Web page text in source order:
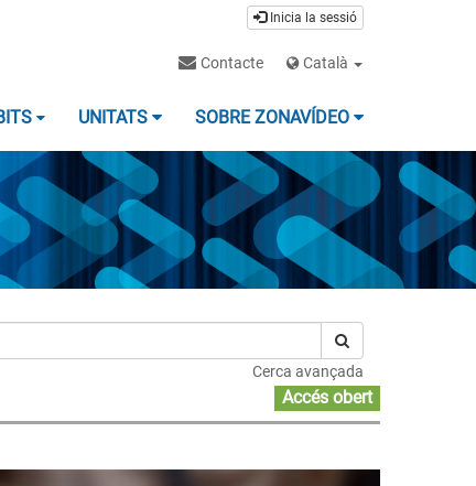
Inicia la sessió
Contacte Català
UNITATS SOBRE ZONAVÍDEO
Cerca avançada
Accés obert